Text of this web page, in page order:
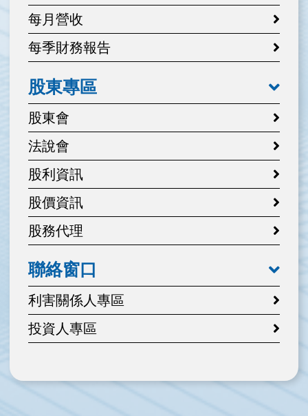
每月營收
每季財務報告
股東專區
股東會
法說會
股利資訊
股價資訊
股務代理
聯絡窗口
利害關係人專區
投資人專區